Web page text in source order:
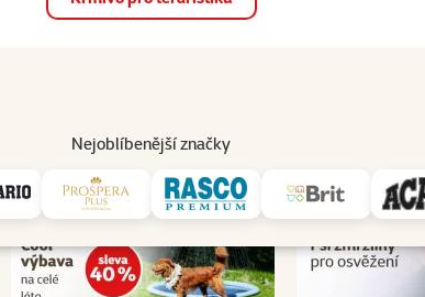
Nejoblíbenější značky
Prodejny Služby
Všechny akční produkty pro psy